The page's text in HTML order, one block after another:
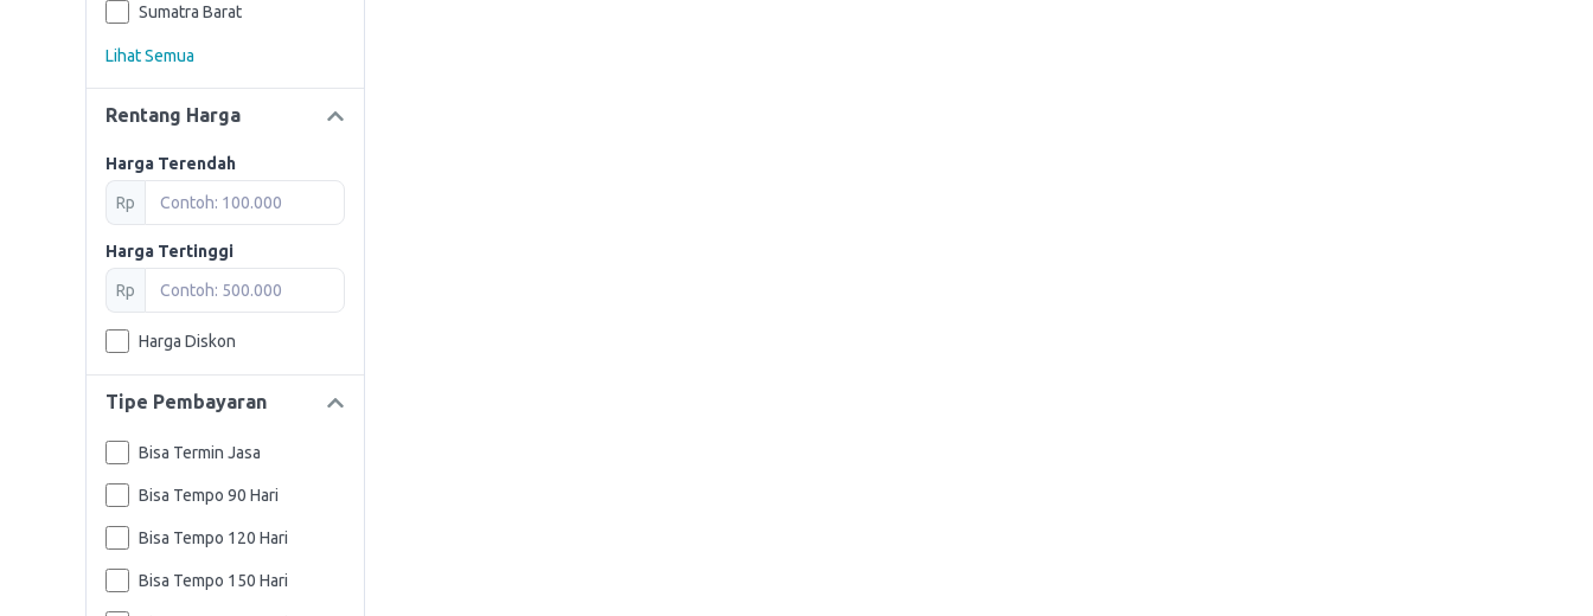
Sumatra Barat
Lihat Semua
Rentang Harga
Harga Terendah
Rp
Harga Tertinggi
Rp
Harga Diskon
Tipe Pembayaran
Bisa Termin Jasa
Bisa Tempo 90 Hari
Bisa Tempo 120 Hari
Bisa Tempo 150 Hari